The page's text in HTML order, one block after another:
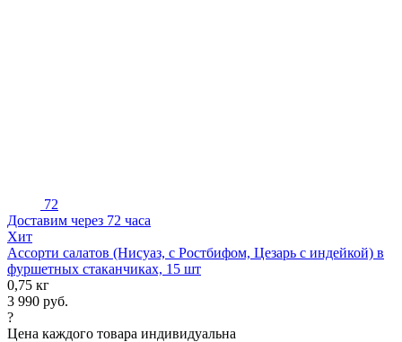
72
Доставим через 72 часа
Хит
Ассорти салатов (Нисуаз, с Ростбифом, Цезарь с индейкой) в
фуршетных стаканчиках, 15 шт
0,75 кг
3 990 руб.
?
Цена каждого товара индивидуальна